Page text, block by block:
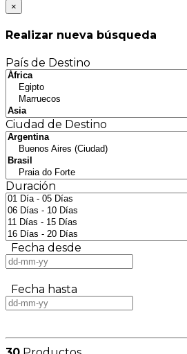
×
Realizar nueva búsqueda
País de Destino
Ciudad de Destino
Duración
Fecha desde
Fecha hasta